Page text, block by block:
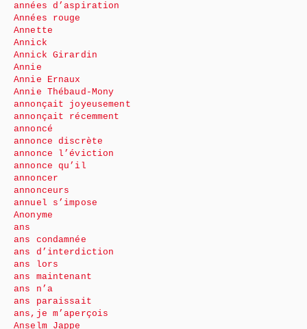
années d’aspiration
Années rouge
Annette
Annick
Annick Girardin
Annie
Annie Ernaux
Annie Thébaud-Mony
annonçait joyeusement
annonçait récemment
annoncé
annonce discrète
annonce l’éviction
annonce qu’il
annoncer
annonceurs
annuel s’impose
Anonyme
ans
ans condamnée
ans d’interdiction
ans lors
ans maintenant
ans n’a
ans paraissait
ans,je m’aperçois
Anselm Jappe